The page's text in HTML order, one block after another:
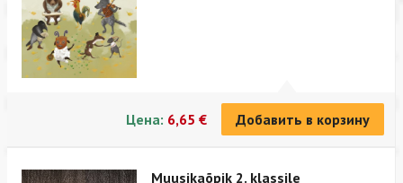
Цена: 6,65 € Добавить в корзину
Muusikaõpik 2. klassile